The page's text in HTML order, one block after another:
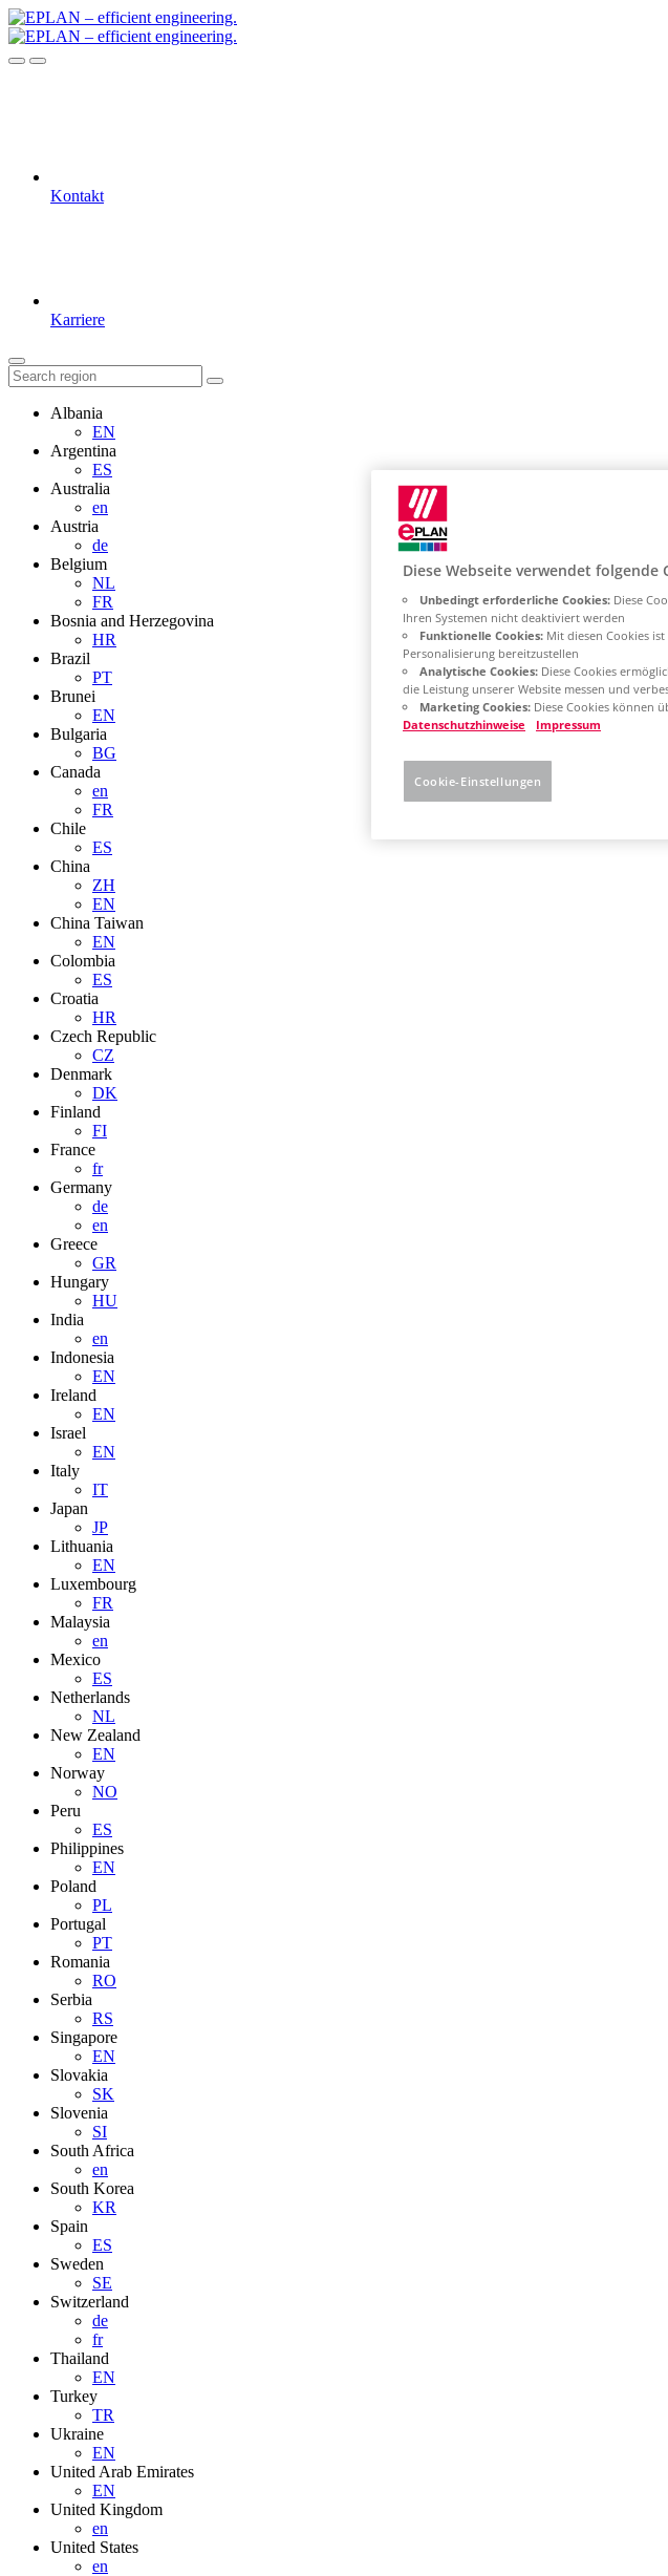
Kontakt
Karriere
Albania
EN
Argentina
ES
Australia
en
Austria
de
Belgium
NL
FR
Bosnia and Herzegovina
HR
Brazil
PT
Brunei
EN
Bulgaria
BG
Canada
en
FR
Chile
ES
China
ZH
EN
China Taiwan
EN
Colombia
ES
Croatia
HR
Czech Republic
CZ
Denmark
DK
Finland
FI
France
fr
Germany
de
en
Greece
GR
Hungary
HU
India
en
Indonesia
EN
Ireland
EN
Israel
EN
Italy
IT
Japan
JP
Lithuania
EN
Luxembourg
FR
Malaysia
en
Mexico
ES
Netherlands
NL
New Zealand
EN
Norway
NO
Peru
ES
Philippines
EN
Poland
PL
Portugal
PT
Romania
RO
Serbia
RS
Singapore
EN
Slovakia
SK
Slovenia
SI
South Africa
en
South Korea
KR
Spain
ES
Sweden
SE
Switzerland
de
fr
Thailand
EN
Turkey
TR
Ukraine
EN
United Arab Emirates
EN
United Kingdom
en
United States
en
Diese Webseite verwendet folgende
Unbedingt erforderliche Cookies: Diese
Ihren Systemen nicht deaktiviert werden
Funktionelle Cookies: Mit diesen Cookies
Personalisierung bereitzustellen
Analytische Cookies: Diese Cookies
die Leistung unserer Website messen und
Marketing Cookies: Diese Cookies können
Datenschutzhinweise
Impressum
Cookie-Einstellungen